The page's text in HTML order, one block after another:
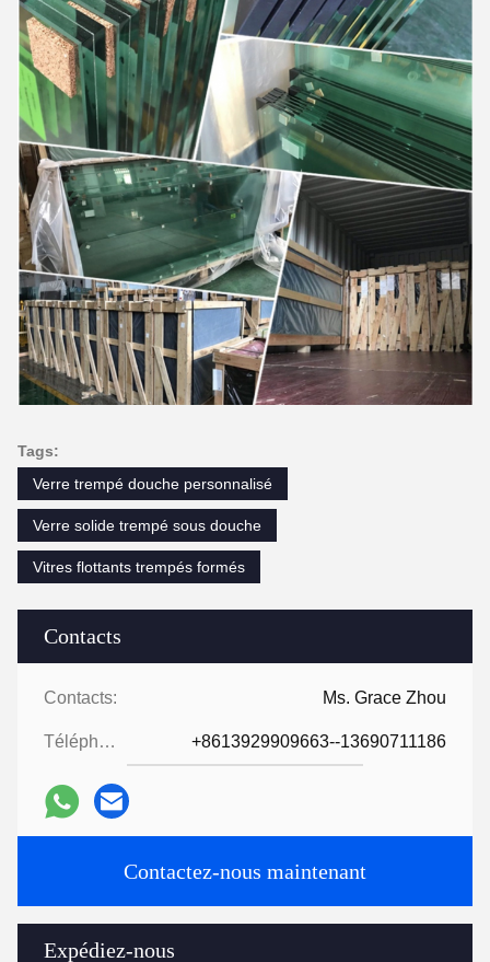
Contacts
Contacts: Ms. Grace Zhou
Téléphone: +8613929909663--13690711186
Contactez-nous maintenant
Expédiez-nous
Tags:
Verre trempé douche personnalisé
Verre solide trempé sous douche
Vitres flottants trempés formés